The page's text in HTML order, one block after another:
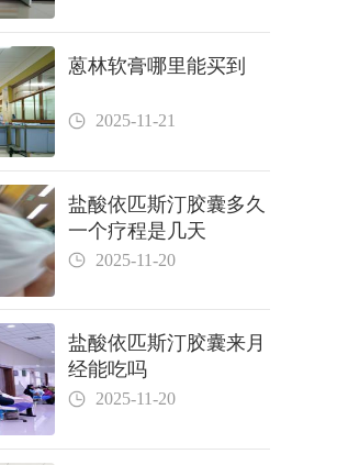
蒽林软膏哪里能买到
2025-11-21
盐酸依匹斯汀胶囊多久
一个疗程是几天
2025-11-20
盐酸依匹斯汀胶囊来月
经能吃吗
2025-11-20